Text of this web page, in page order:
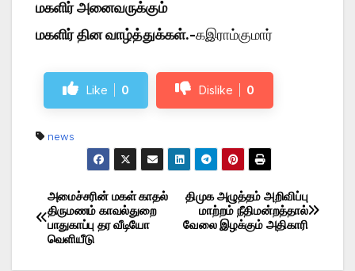
மகளிர் அனைவருக்கும்
மகளிர் தின வாழ்த்துக்கள்.-கஇராம்குமார்
Like 0 Dislike 0
news
Post
navigation
திமுக அழுத்தம் அறிவிப்பு
மாற்றம் நீதிமன்றத்தால்
வேலை இழக்கும் அதிகாரி
அமைச்சரின் மகள் காதல்
திருமணம் காவல்துறை
பாதுகாப்பு தர வீடியோ
வெளியீடு